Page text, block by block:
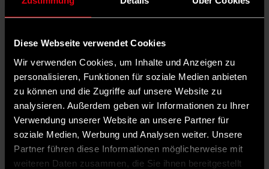
Diese Webseite verwendet Cookies
Wir verwenden Cookies, um Inhalte und Anzeigen zu
personalisieren, Funktionen für soziale Medien anbieten
zu können und die Zugriffe auf unsere Website zu
analysieren. Außerdem geben wir Informationen zu Ihrer
Verwendung unserer Website an unsere Partner für
soziale Medien, Werbung und Analysen weiter. Unsere
Partner führen diese Informationen möglicherweise mit
weiteren Daten zusammen, die Sie ihnen bereitgestellt